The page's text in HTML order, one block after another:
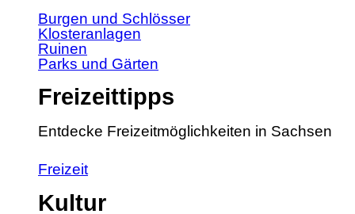
Burgen und Schlösser
Klosteranlagen
Ruinen
Parks und Gärten
Freizeittipps
Entdecke Freizeitmöglichkeiten in Sachsen
Freizeit
Kultur